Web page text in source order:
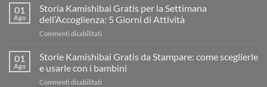
Kamishibai
gratis
sull’Accoglienza:
il
“fare
01
Ago
Storia Kamishibai Gratis per la Settimana
dell’Accoglienza: 5 Giorni di Attività
Commenti disabilitati
Kamishibai
Gratis
per
01
Ago
Storie Kamishibai Gratis da Stampare: come sceglierle
e usarle con i bambini
Commenti disabilitati